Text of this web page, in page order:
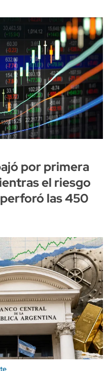
por primera
el riesgo
las 450